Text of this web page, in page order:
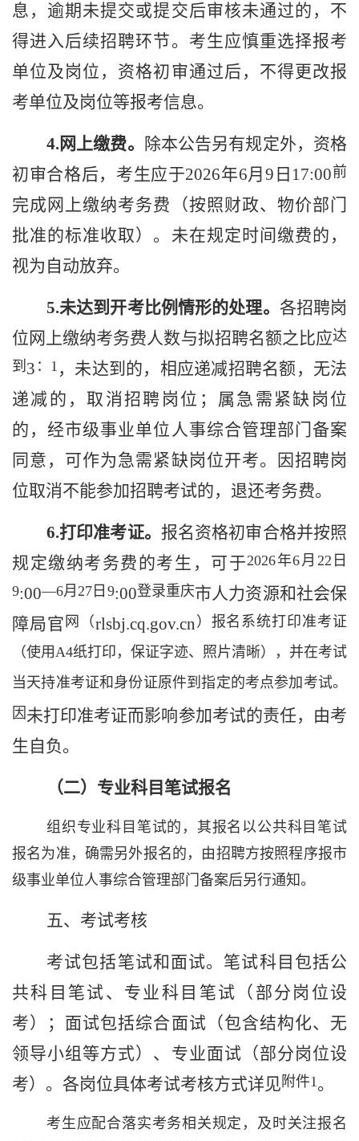
息，逾期未提交或提交后审核未通过的，不
得进入后续招聘环节。 考生应慎重选择报考
单位及岗位，资格初审通过后，不得更改报
考单位及岗位等报考信息。
4.网上缴费。 除本公告另有规定外， 资格
初审合格后， 考生应于2026年6月9 日 17:00前
完成 网上缴纳考务费（按照财政、物价部门
批准的标准收取）。未在规定时间缴费的 ，
视为自动放弃。
5.未达到开考比例情形的处理。 各招聘岗
位网上缴纳考务费人数与拟招聘名额之比应达
到 3 ： 1 ，未达到的，相应递减招聘名额 ，无法
递减的，取消招聘岗位；
属 急需 紧缺 岗位
的，经市级事业单位人事综合管理部门备案
同意 ，可作为急需紧缺岗位开考。因招聘岗
位取消不能参加招聘考试的，退还考务费。
6.打印准考证。 报名资格初审合格并按照
规定缴纳考务费的考生，可于2026年6月 22 日
9:00—6月27 日 9:00登录重庆市人力资源和社会保
障局官 网（rlsbj.cq.gov.cn ）报名系统打印准考证
（使用A4纸打印，保证字迹、照片清晰），并在考试
当天持准考证和身份证原件到指定的考点参加考试。
因 未打印准考证而影响参加考试的责任，由考
生自负。
（二）专业科目 笔试报名
组织专业科目笔试的，其报名以公共科目笔试
报名为准，确需另外报名的，由招聘方按照程序报市
级事业单位人事综合管理部门备案后另行通知。
五、考试考核
考试包括笔试和面试。笔试科目包括公
共科目笔试、专业科目笔试（部分岗位设
考）；面试包括综合面试 （包含结构化、无
领导小组等方式）、专业面试 （部分岗位设
考） 。各岗位具体考试考核方式详见 附件1。
考生应配合落实考务相关规定，及时关注报名